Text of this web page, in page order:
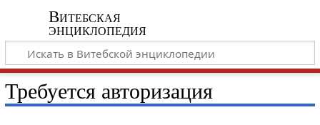
Витебская
энциклопедия
Требуется авторизация